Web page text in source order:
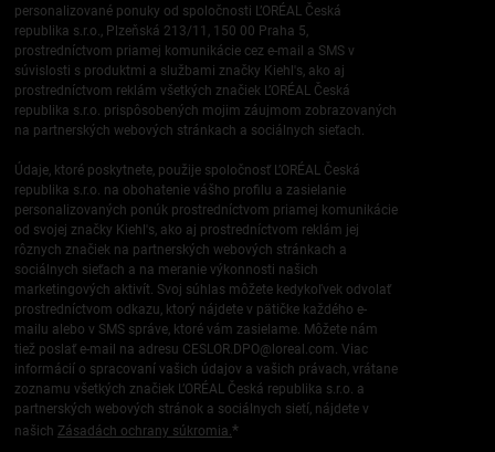
personalizované ponuky od spoločnosti L’ORÉAL Česká
republika s.r.o., Plzeňská 213/11, 150 00 Praha 5,
prostredníctvom priamej komunikácie cez e-mail a SMS v
súvislosti s produktmi a službami značky Kiehl's, ako aj
prostredníctvom reklám všetkých značiek L’ORÉAL Česká
republika s.r.o. prispôsobených mojim záujmom zobrazovaných
na partnerských webových stránkach a sociálnych sieťach.
Údaje, ktoré poskytnete, použije spoločnosť L’ORÉAL Česká
republika s.r.o. na obohatenie vášho profilu a zasielanie
personalizovaných ponúk prostredníctvom priamej komunikácie
od svojej značky Kiehl's, ako aj prostredníctvom reklám jej
rôznych značiek na partnerských webových stránkach a
sociálnych sieťach a na meranie výkonnosti našich
marketingových aktivít. Svoj súhlas môžete kedykoľvek odvolať
prostredníctvom odkazu, ktorý nájdete v pätičke každého e-
mailu alebo v SMS správe, ktoré vám zasielame. Môžete nám
tiež poslať e-mail na adresu CESLOR.DPO@loreal.com . Viac
informácií o spracovaní vašich údajov a vašich právach, vrátane
zoznamu všetkých značiek L’ORÉAL Česká republika s.r.o. a
partnerských webových stránok a sociálnych sietí, nájdete v
našich Zásadách ochrany súkromia. *